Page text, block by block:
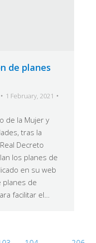
de planes
1 February, 2021
de la Mujer y
tras la
Decreto
los planes de
en su web
planes de
facilitar el…